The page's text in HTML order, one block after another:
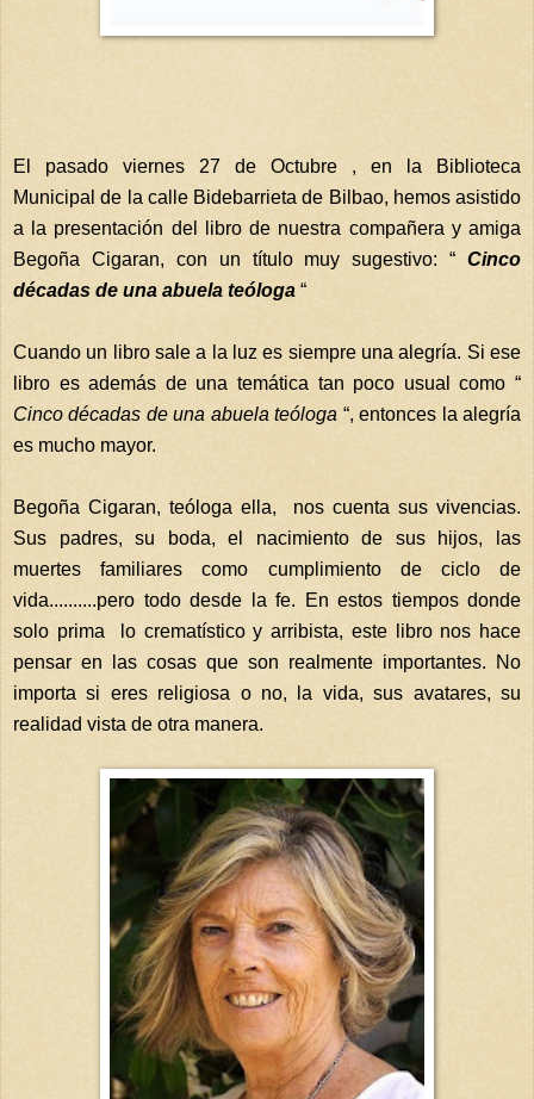
El pasado viernes 27 de Octubre , en la Biblioteca
Municipal de la calle Bidebarrieta de Bilbao, hemos asistido
a la presentación del libro de nuestra compañera y amiga
Begoña Cigaran, con un título muy sugestivo: “ Cinco
décadas de una abuela teóloga “
Cuando un libro sale a la luz es siempre una alegría. Si ese
libro es además de una temática tan poco usual como “
Cinco décadas de una abuela teóloga “, entonces la alegría
es mucho mayor.
Begoña Cigaran, teóloga ella, nos cuenta sus vivencias.
Sus padres, su boda, el nacimiento de sus hijos, las
muertes familiares como cumplimiento de ciclo de
vida..........pero todo desde la fe. En estos tiempos donde
solo prima lo crematístico y arribista, este libro nos hace
pensar en las cosas que son realmente importantes. No
importa si eres religiosa o no, la vida, sus avatares, su
realidad vista de otra manera.